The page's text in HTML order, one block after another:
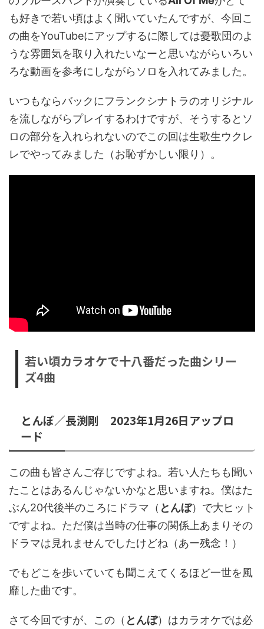
も好きで若い頃はよく聞いていたんですが、今回こ
の曲をYouTubeにアップするに際しては憂歌団のよ
うな雰囲気を取り入れたいなーと思いながらいろい
ろな動画を参考にしながらソロを入れてみました。
いつもならバックにフランクシナトラのオリジナル
を流しながらプレイするわけですが、そうするとソ
ロの部分を入れられないのでこの回は生歌生ウクレ
レでやってみました（お恥ずかしい限り）。
若い頃カラオケで十八番だった曲シリー
ズ4曲
とんぼ／長渕剛 2023年1月26日アップロ
ード
この曲も皆さんご存じですよね。若い人たちも聞い
たことはあるんじゃないかなと思いますね。僕はた
ぶん20代後半のころにドラマ（ とんぼ）で大ヒット
ですよね。ただ僕は当時の仕事の関係上あまりその
ドラマは見れませんでしたけどね（あー残念！）
でもどこを歩いていても聞こえてくるほど一世を風
靡した曲です。
さて今回ですが、この（ とんぼ）はカラオケでは必